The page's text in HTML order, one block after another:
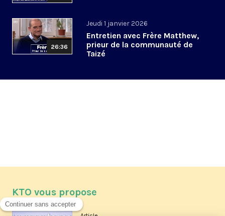
26:36
Jeudi 1 janvier 2026
Entretien avec Frère Matthew,
prieur de la communauté de
Taizé
KTO vous propose